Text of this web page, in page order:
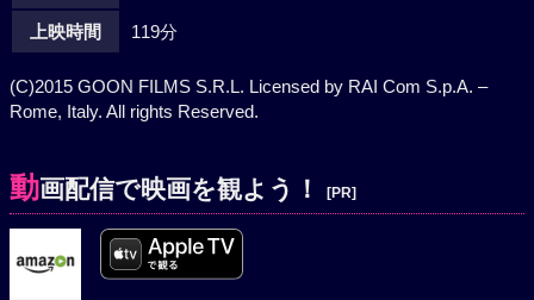
上映時間 119分
(C)2015 GOON FILMS S.R.L. Licensed by RAI Com S.p.A. –
Rome, Italy. All rights Reserved.
動画配信で映画を観よう！ [PR]